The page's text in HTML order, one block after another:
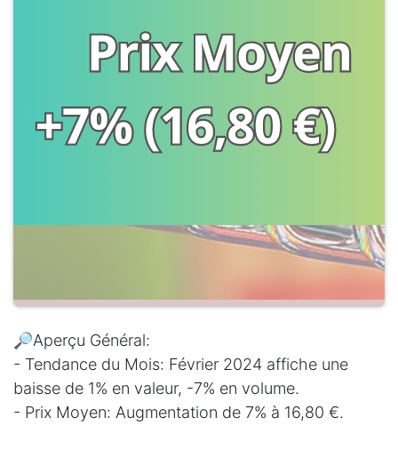
🔎Aperçu Général:
- Tendance du Mois: Février 2024 affiche une
baisse de 1% en valeur, -7% en volume.
- Prix Moyen: Augmentation de 7% à 16,80 €.